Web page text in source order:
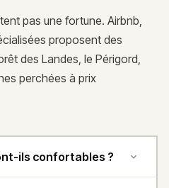
pas une fortune. Airbnb,
proposent des
des Landes, le Périgord,
perchées à prix
ils confortables ?